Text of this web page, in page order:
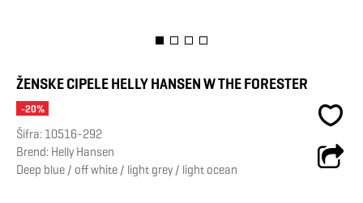
ŽENSKE CIPELE HELLY HANSEN W THE FORESTER
-20%
Šifra: 10516-292
Brend: Helly Hansen
Deep blue / off white / light grey / light ocean